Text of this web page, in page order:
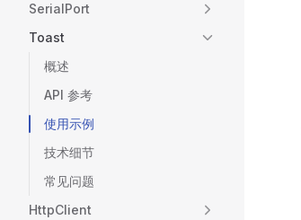
SerialPort
Toast
概述
API 参考
使用示例
技术细节
常见问题
HttpClient